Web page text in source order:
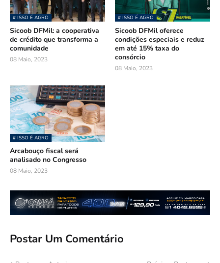
# ISSO É AGRO
Sicoob DFMil: a cooperativa
de crédito que transforma a
comunidade
08 Maio, 2023
# ISSO É AGRO
Sicoob DFMil oferece
condições especiais e reduz
em até 15% taxa do
consórcio
08 Maio, 2023
# ISSO É AGRO
Arcabouço fiscal será
analisado no Congresso
08 Maio, 2023
Postar Um Comentário